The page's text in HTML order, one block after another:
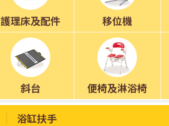
護理床及配件 移位機
斜台 便椅及淋浴椅
浴缸扶手